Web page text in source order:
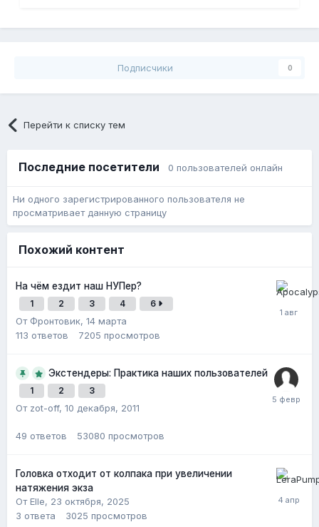
Подписчики 0
Перейти к списку тем
Последние посетители 0 пользователей онлайн
Ни одного зарегистрированного пользователя не
просматривает данную страницу
Похожий контент
На чём ездит наш НУПер?
1 2 3 4 6
От Фронтовик, 14 марта
113 ответов 7205 просмотров
Экстендеры: Практика наших пользователей
1 2 3
От zot-off, 10 декабря, 2011
49 ответов 53080 просмотров
Головка отходит от колпака при увеличении
натяжения экза
От Elle, 23 октября, 2025
3 ответа 3025 просмотров